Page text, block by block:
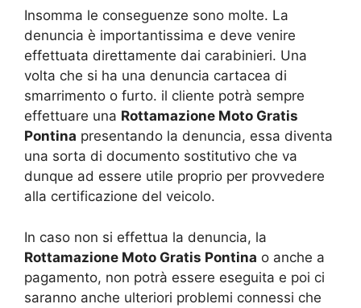
Insomma le conseguenze sono molte. La
denuncia è importantissima e deve venire
effettuata direttamente dai carabinieri. Una
volta che si ha una denuncia cartacea di
smarrimento o furto. il cliente potrà sempre
effettuare una Rottamazione Moto Gratis
Pontina presentando la denuncia, essa diventa
una sorta di documento sostitutivo che va
dunque ad essere utile proprio per provvedere
alla certificazione del veicolo.
In caso non si effettua la denuncia, la
Rottamazione Moto Gratis Pontina o anche a
pagamento, non potrà essere eseguita e poi ci
saranno anche ulteriori problemi connessi che